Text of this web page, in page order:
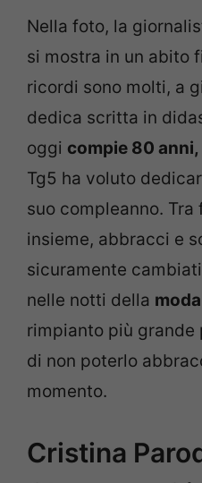
Nella foto, la
si mostra in un abito
ricordi sono molti, a
dedica scritta in
oggi compie 80 anni,
Tg5 ha voluto
suo compleanno. Tra
insieme, abbracci e
sicuramente
nelle notti della
rimpianto più grande
di non poterlo
momento.
Cristina